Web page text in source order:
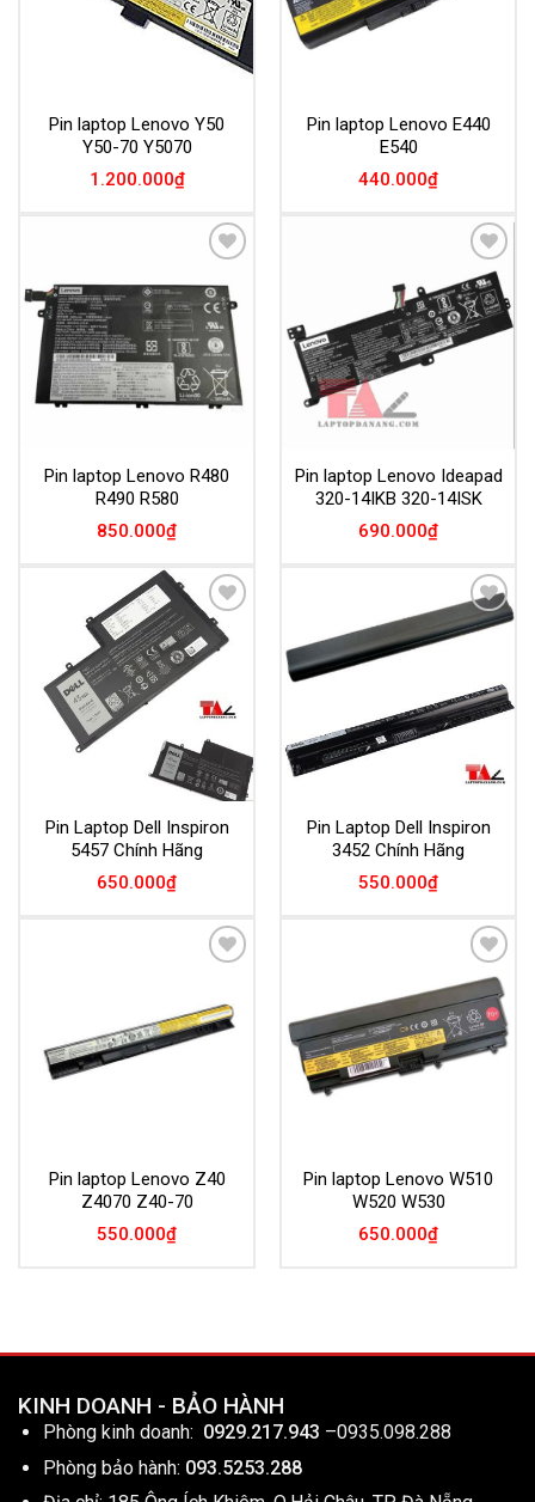
Pin laptop Lenovo Y50
Y50-70 Y5070
1.200.000₫
Pin laptop Lenovo E440
E540
440.000₫
Wishlist
Pin laptop Lenovo R480
R490 R580
850.000₫
Add to
Wishlist
Pin laptop Lenovo Ideapad
320-14IKB 320-14ISK
690.000₫
Add to
Wishlist
Pin Laptop Dell Inspiron
5457 Chính Hãng
650.000₫
Add to
Pin Laptop Dell Inspiron
3452 Chính Hãng
550.000₫
Pin laptop Lenovo Z40
Z4070 Z40-70
550.000₫
Add to
Wishlist
Pin laptop Lenovo W510
W520 W530
650.000₫
KINH DOANH - BẢO HÀNH
Phòng kinh doanh: 0929.217.943 –0935.098.288
Phòng bảo hành: 093.5253.288